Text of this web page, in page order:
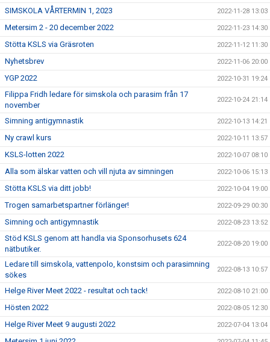
SIMSKOLA VÅRTERMIN 1, 2023 2022-11-28 13:03
Metersim 2 - 20 december 2022 2022-11-23 14:30
Stötta KSLS via Gräsroten 2022-11-12 11:30
Nyhetsbrev 2022-11-06 20:00
YGP 2022 2022-10-31 19:24
Filippa Fridh ledare för simskola och parasim från 17
november
2022-10-24 21:14
Simning antigymnastik 2022-10-13 14:21
Ny crawl kurs 2022-10-11 13:57
KSLS-lotten 2022 2022-10-07 08:10
Alla som älskar vatten och vill njuta av simningen 2022-10-06 15:13
Stötta KSLS via ditt jobb! 2022-10-04 19:00
Trogen samarbetspartner förlänger! 2022-09-29 00:30
Simning och antigymnastik 2022-08-23 13:52
Stöd KSLS genom att handla via Sponsorhusets 624
nätbutiker.
2022-08-20 19:00
Ledare till simskola, vattenpolo, konstsim och parasimning
sökes
2022-08-13 10:57
Helge River Meet 2022 - resultat och tack! 2022-08-10 21:00
Hösten 2022 2022-08-05 12:30
Helge River Meet 9 augusti 2022 2022-07-04 13:04